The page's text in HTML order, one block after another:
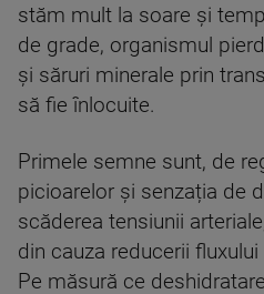
stăm mult la soare și
de grade, organismul
și săruri minerale prin
să fie înlocuite.
Primele semne sunt, de
picioarelor și senzația de
scăderea tensiunii
din cauza reducerii
Pe măsură ce